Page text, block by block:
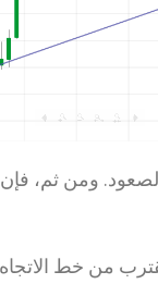
ومن ثم،
من خط